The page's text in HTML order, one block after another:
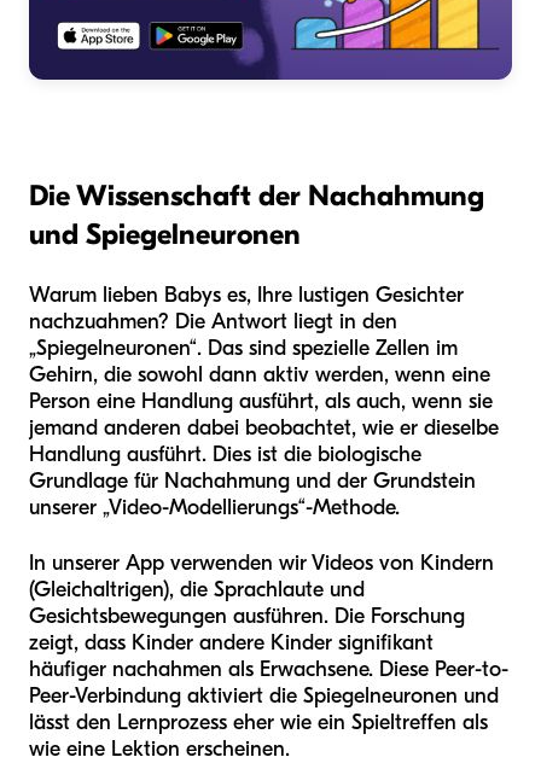
Die Wissenschaft der Nachahmung
und Spiegelneuronen
Warum lieben Babys es, Ihre lustigen Gesichter
nachzuahmen? Die Antwort liegt in den
„Spiegelneuronen“. Das sind spezielle Zellen im
Gehirn, die sowohl dann aktiv werden, wenn eine
Person eine Handlung ausführt, als auch, wenn sie
jemand anderen dabei beobachtet, wie er dieselbe
Handlung ausführt. Dies ist die biologische
Grundlage für Nachahmung und der Grundstein
unserer „Video-Modellierungs“-Methode.
In unserer App verwenden wir Videos von Kindern
(Gleichaltrigen), die Sprachlaute und
Gesichtsbewegungen ausführen. Die Forschung
zeigt, dass Kinder andere Kinder signifikant
häufiger nachahmen als Erwachsene. Diese Peer-to-
Peer-Verbindung aktiviert die Spiegelneuronen und
lässt den Lernprozess eher wie ein Spieltreffen als
wie eine Lektion erscheinen.